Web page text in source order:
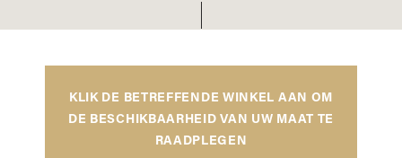
KLIK DE BETREFFENDE WINKEL AAN OM
DE BESCHIKBAARHEID VAN UW MAAT TE
RAADPLEGEN